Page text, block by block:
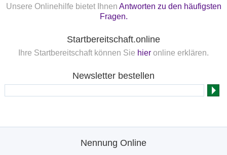
Unsere Onlinehilfe bietet Ihnen Antworten zu den häufigsten
Fragen.
Startbereitschaft.online
Ihre Startbereitschaft können Sie hier online erklären.
Newsletter bestellen
Nennung Online